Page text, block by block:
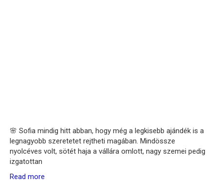
🌸 Sofia mindig hitt abban, hogy még a legkisebb ajándék is a
legnagyobb szeretetet rejtheti magában. Mindössze
nyolcéves volt, sötét haja a vállára omlott, nagy szemei pedig
izgatottan
Read more